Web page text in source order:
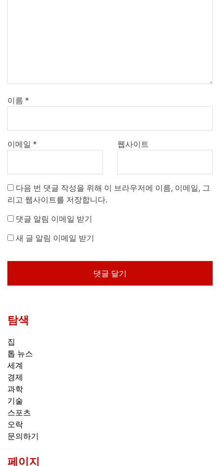
이름 *
이메일 * 웹사이트
다음 번 댓글 작성을 위해 이 브라우저에 이름, 이메일, 그
리고 웹사이트를 저장합니다.
댓글 알림 이메일 받기
새 글 알림 이메일 받기
탐색
집
톱 뉴스
세계
경제
과학
기술
스포츠
오락
문의하기
페이지